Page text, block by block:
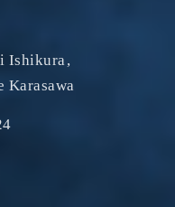
Ishikura
Karasawa